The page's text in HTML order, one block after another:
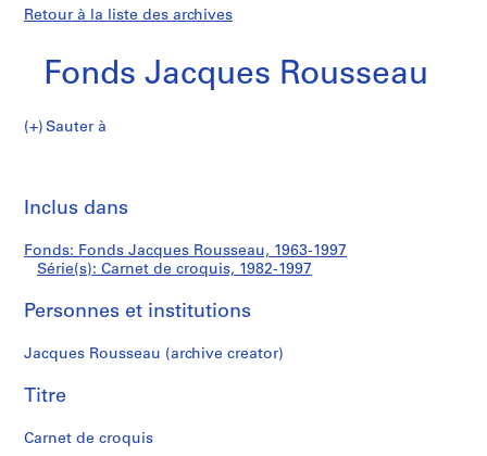
Retour à la liste des archives
Fonds Jacques Rousseau
Sauter à
d
s
J
c
u
s
o
de
croquis
Inclus dans
Fonds: Fonds Jacques Rousseau, 1963-1997
Série(s): Carnet de croquis, 1982-1997
Personnes et institutions
Jacques Rousseau (archive creator)
Titre
Carnet de croquis